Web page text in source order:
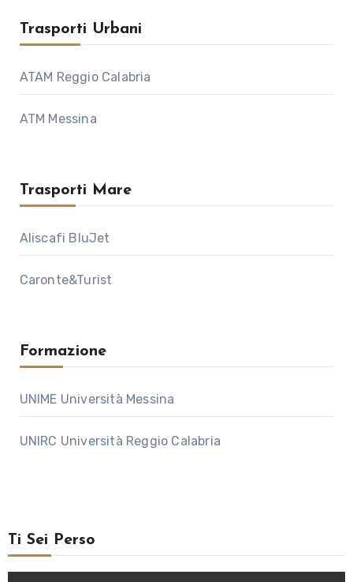
Trasporti Urbani
ATAM Reggio Calabria
ATM Messina
Trasporti Mare
Aliscafi BluJet
Caronte&Turist
Formazione
UNIME Università Messina
UNIRC Università Reggio Calabria
Ti Sei Perso